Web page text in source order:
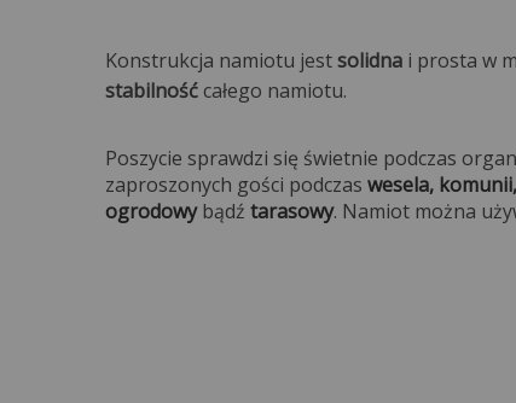
Konstrukcja namiotu jestsolidna i prosta w
stabilnośćcałego namiotu.
Poszycie sprawdzi się świetnie podczas
zaproszonych gości podczas wesela,
ogrodowybądź tarasowy. Namiot można